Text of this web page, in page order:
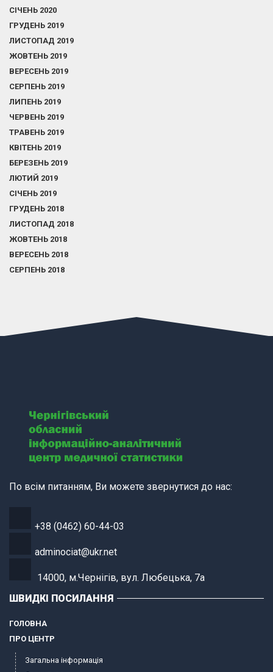
СІЧЕНЬ 2020
ГРУДЕНЬ 2019
ЛИСТОПАД 2019
ЖОВТЕНЬ 2019
ВЕРЕСЕНЬ 2019
СЕРПЕНЬ 2019
ЛИПЕНЬ 2019
ЧЕРВЕНЬ 2019
ТРАВЕНЬ 2019
КВІТЕНЬ 2019
БЕРЕЗЕНЬ 2019
ЛЮТИЙ 2019
СІЧЕНЬ 2019
ГРУДЕНЬ 2018
ЛИСТОПАД 2018
ЖОВТЕНЬ 2018
ВЕРЕСЕНЬ 2018
СЕРПЕНЬ 2018
По всім питанням, Ви можете звернутися до нас:
+38 (0462) 60-44-03
adminociat@ukr.net
14000, м.Чернігів, вул. Любецька, 7а
ШВИДКІ ПОСИЛАННЯ
ГОЛОВНА
ПРО ЦЕНТР
Загальна інформація